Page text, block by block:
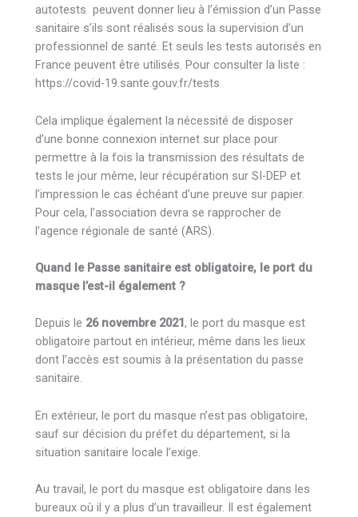
autotests peuvent donner lieu à l’émission d’un Passe
sanitaire s’ils sont réalisés sous la supervision d’un
professionnel de santé. Et seuls les tests autorisés en
France peuvent être utilisés. Pour consulter la liste :
https://covid-19.sante.gouv.fr/tests
Cela implique également la nécessité de disposer
d’une bonne connexion internet sur place pour
permettre à la fois la transmission des résultats de
tests le jour même, leur récupération sur SI-DEP et
l’impression le cas échéant d’une preuve sur papier.
Pour cela, l’association devra se rapprocher de
l’agence régionale de santé (ARS).
Quand le Passe sanitaire est obligatoire, le port du
masque l’est-il également ?
Depuis le 26 novembre 2021, le port du masque est
obligatoire partout en intérieur, même dans les lieux
dont l’accès est soumis à la présentation du passe
sanitaire.
En extérieur, le port du masque n’est pas obligatoire,
sauf sur décision du préfet du département, si la
situation sanitaire locale l’exige.
Au travail, le port du masque est obligatoire dans les
bureaux où il y a plus d’un travailleur. Il est également